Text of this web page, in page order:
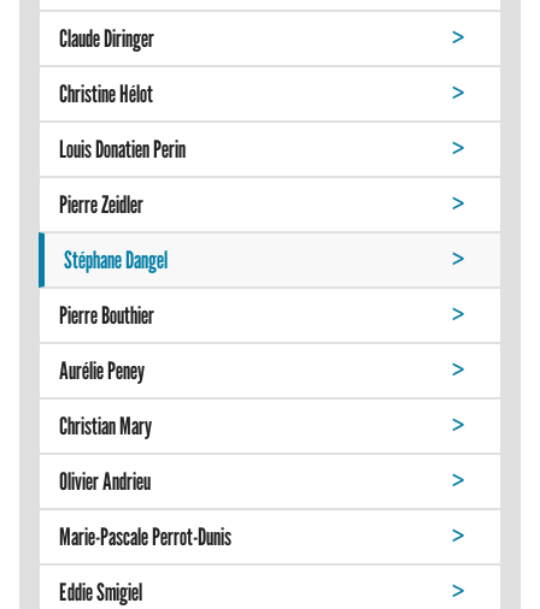
Claude Diringer
Christine Hélot
Louis Donatien Perin
Pierre Zeidler
Stéphane Dangel
Pierre Bouthier
Aurélie Peney
Christian Mary
Olivier Andrieu
Marie-Pascale Perrot-Dunis
Eddie Smigiel